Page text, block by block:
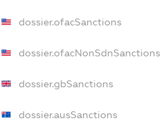
dossier.ofacSanctions
dossier.ofacNonSdnSanctions
dossier.gbSanctions
dossier.ausSanctions